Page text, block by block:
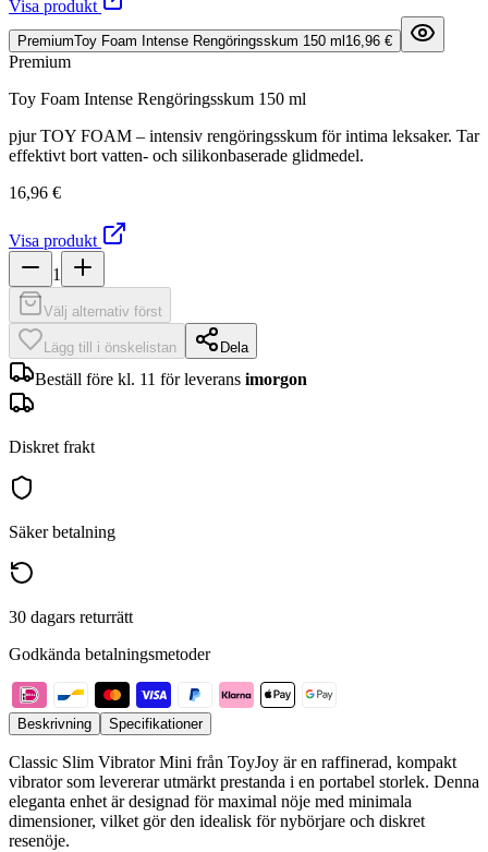
Visa produkt
PremiumToy Foam Intense Rengöringsskum 150 ml 16,96 €
Premium
Toy Foam Intense Rengöringsskum 150 ml
pjur TOY FOAM – intensiv rengöringsskum för intima leksaker. Tar
effektivt bort vatten- och silikonbaserade glidmedel.
16,96 €
Visa produkt
1
Välj alternativ först
Lägg till i önskelistan Dela
Beställ före kl. 11 för leverans imorgon
Diskret frakt
Säker betalning
30 dagars returrätt
Godkända betalningsmetoder
Beskrivning Specifikationer
Classic Slim Vibrator Mini från ToyJoy är en raffinerad, kompakt
vibrator som levererar utmärkt prestanda i en portabel storlek. Denna
eleganta enhet är designad för maximal nöje med minimala
dimensioner, vilket gör den idealisk för nybörjare och diskret
resenöje.